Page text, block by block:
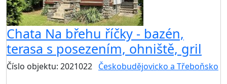
Chata Na břehu říčky - bazén,
terasa s posezením, ohniště, gril
Číslo objektu: 2021022 Českobudějovicko a Třeboňsko